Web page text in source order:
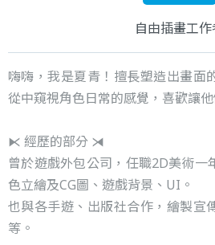
自由插畫工作
嗨嗨，我是夏青！擅長塑造出畫面
從中窺視角色日常的感覺，喜歡讓
⧔ 經歷的部分 ⧕
曾於遊戲外包公司，任職2D美術一
色立繪及CG圖、遊戲背景、UI。
也與各手遊、出版社合作，繪製宣
等。